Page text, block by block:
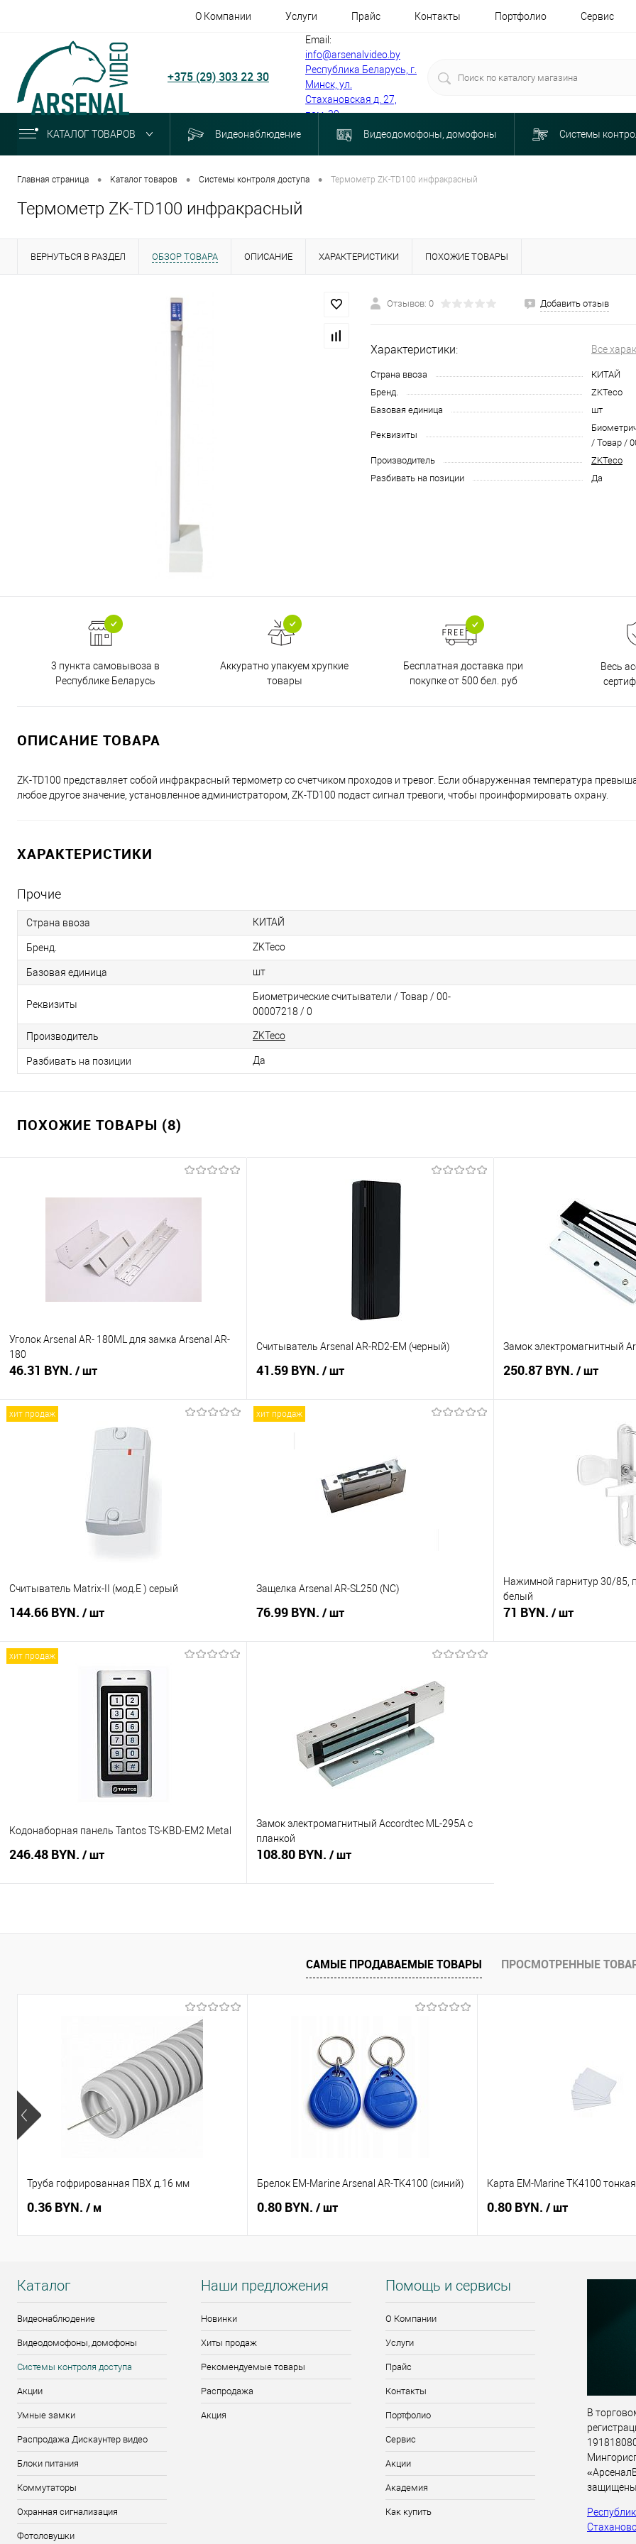
О Компании Услуги Прайс Контакты Портфолио Сервис
+375 (29) 303 22 30
Email:
info@arsenalvideo.by
Республика Беларусь, г.
Минск, ул.
Стахановская д. 27,
пом. 30
КАТАЛОГ ТОВАРОВ Видеонаблюдение Видеодомофоны, домофоны Системы
Главная страница • Каталог товаров • Системы контроля доступа • Термометр ZK-TD100 инфракрасный
Термометр ZK-TD100 инфракрасный
ВЕРНУТЬСЯ В РАЗДЕЛ ОБЗОР ТОВАРА ОПИСАНИЕ ХАРАКТЕРИСТИКИ ПОХОЖИЕ ТОВАРЫ
Отзывов: 0 Добавить отзыв
Характеристики: Все
Страна ввоза
КИТАЙ
Бренд.
ZKTeco
Базовая единица
шт
Реквизиты
/ Товар /
Производитель
ZKTeco
Разбивать на позиции
Да
3 пункта самовывоза в
Республике Беларусь
Аккуратно упакуем хрупкие
товары
Бесплатная доставка при
покупке от 500 бел. руб
Весь
ОПИСАНИЕ ТОВАРА
ZK-TD100 представляет собой инфракрасный термометр со счетчиком проходов и тревог. Если обнаруженная температура
любое другое значение, установленное администратором, ZK-TD100 подаст сигнал тревоги, чтобы проинформировать охрану.
ХАРАКТЕРИСТИКИ
Прочие
Страна ввоза КИТАЙ
Бренд. ZKTeco
Базовая единица шт
Реквизиты
Биометрические считыватели / Товар / 00-
00007218 / 0
Производитель ZKTeco
Разбивать на позиции Да
ПОХОЖИЕ ТОВАРЫ (8)
Уголок Arsenal AR- 180ML для замка Arsenal AR-
180
46.31 BYN. / шт
В корзину
Сравнение
В наличии
Считыватель Arsenal AR-RD2-EM (черный)
41.59 BYN. / шт
Сравнение
В наличии
Замок электромагнитный
250.87 BYN. / шт
В
Купить в 1 клик
хит продаж
Считыватель Matrix-II (мод.E ) серый
144.66 BYN. / шт
В корзину
Сравнение
В наличии
хит продаж
Защелка Arsenal AR-SL250 (NC)
76.99 BYN. / шт
Сравнение
В избранное
В наличии
Нажимной гарнитур 30/85,
белый
71 BYN. / шт
хит продаж
Кодонаборная панель Tantos TS-KBD-EM2 Metal
246.48 BYN. / шт
Замок электромагнитный Accordtec ML-295A c
планкой
108.80 BYN. / шт
САМЫЕ ПРОДАВАЕМЫЕ ТОВАРЫ ПРОСМОТРЕННЫЕ
Труба гофрированная ПВХ д.16 мм
0.36 BYN. / м
Брелок EM-Marine Arsenal AR-TK4100 (синий)
0.80 BYN. / шт
Карта EM-Marine TK4100
0.80 BYN. / шт
Каталог
Видеонаблюдение
Видеодомофоны, домофоны
Системы контроля доступа
Акции
Умные замки
Распродажа Дискаунтер видео
Блоки питания
Коммутаторы
Охранная сигнализация
Фотоловушки
Наши предложения
Новинки
Хиты продаж
Рекомендуемые товары
Распродажа
Акция
Помощь и сервисы
О Компании
Услуги
Прайс
Контакты
Портфолио
Сервис
Акции
Академия
Как купить
В
защищены.